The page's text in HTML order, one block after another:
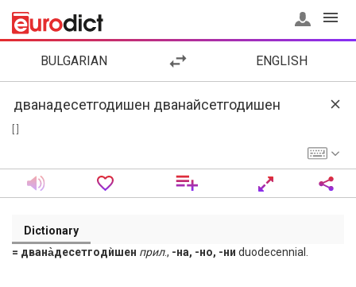
BULGARIAN ENGLISH
Dictionary
= двана̀десетгодѝшен прил., -на, -но, -ни duodecennial.